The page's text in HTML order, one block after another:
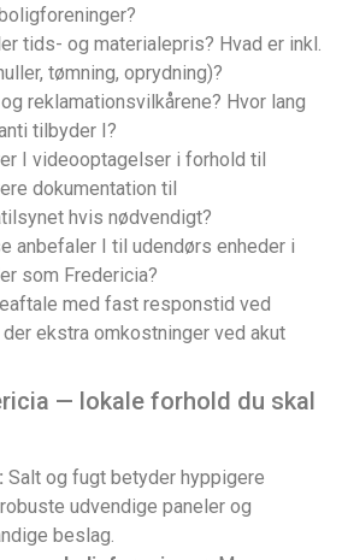
tids- og materialepris? Hvad er inkl.
tømning, oprydning)?
reklamationsvilkårene? Hvor lang
tilbyder I?
I videooptagelser i forhold til
dokumentation til
hvis nødvendigt?
anbefaler I til udendørs enheder i
som Fredericia?
med fast responstid ved
ekstra omkostninger ved akut
— lokale forhold du skal
Salt og fugt betyder hyppigere
udvendige paneler og
beslag.